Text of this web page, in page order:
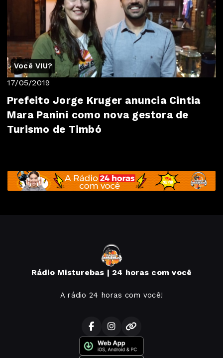
Você VIU?
17/05/2019
Prefeito Jorge Kruger anuncia Cintia
Mara Panini como nova gestora de
Turismo de Timbó
Rádio Misturebas | 24 horas com você
A rádio 24 horas com você!